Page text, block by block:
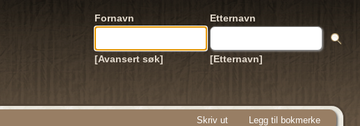
Fornavn Etternavn
[Avansert søk] [Etternavn]
Skriv ut Legg til bokmerke